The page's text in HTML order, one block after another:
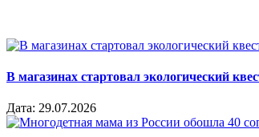
В магазинах стартовал экологический
Дата: 29.07.2026